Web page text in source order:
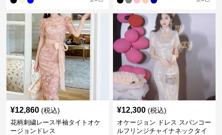
¥12,860 (税込)
花柄刺繍レース半袖タイトオケ
ージョンドレス
¥12,300 (税込)
オケージョン ドレス スパンコー
ルフリンジチャイナネックタイ